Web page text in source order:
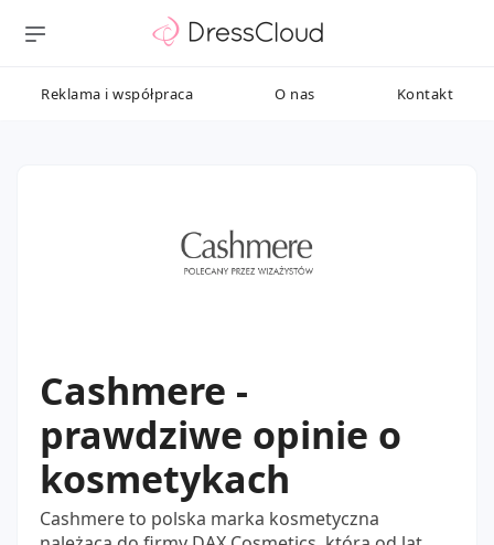
Reklama i współpraca O nas Kontakt
Cashmere -
prawdziwe opinie o
kosmetykach
Cashmere to polska marka kosmetyczna